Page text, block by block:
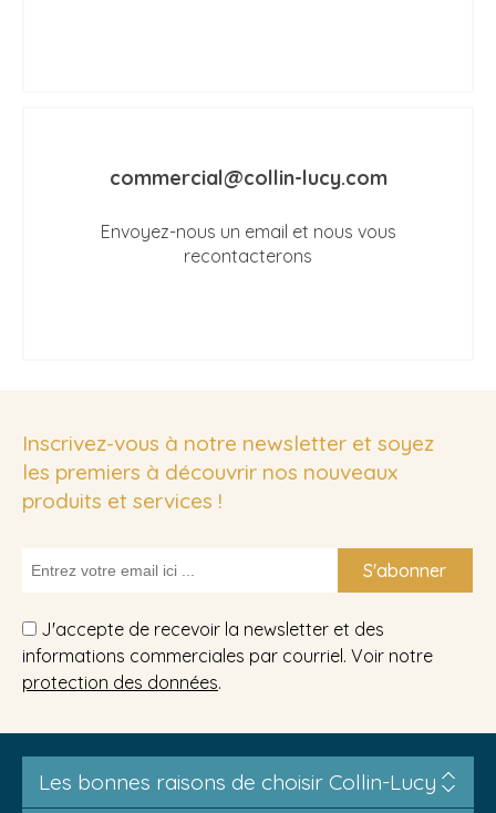
commercial@collin-lucy.com
Envoyez-nous un email et nous vous
recontacterons
Inscrivez-vous à notre newsletter et soyez
les premiers à découvrir nos nouveaux
produits et services !
S'abonner
J'accepte de recevoir la newsletter et des
informations commerciales par courriel. Voir notre
protection des données.
Les bonnes raisons de choisir Collin-Lucy